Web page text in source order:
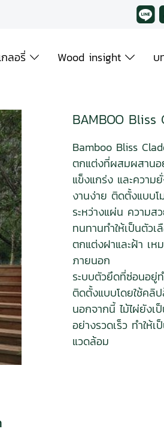
ลอรี่ Wood insight บ
BAMBOO
Bamboo Bliss
ตกแต่งที่ผสมผสานอ
แข็งแกร่ง และความ
งานง่าย ติดตั้งแบบ
ระหว่างแผ่น ความส
ทนทานทำให้เป็นตัว
ตกแต่งฝาและฝ้า เห
ภายนอก
ระบบตัวยึดที่ซ่อนอยู่ท
ติดตั้งแบบโดยใช้คลิ
นอกจากนี้ ไม้ไผ่ยังเ
อย่างรวดเร็ว ทำให้
แวดล้อม